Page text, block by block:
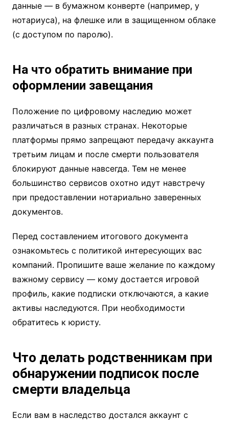
данные — в бумажном конверте (например, у
нотариуса), на флешке или в защищенном облаке
(с доступом по паролю).
На что обратить внимание при
оформлении завещания
Положение по цифровому наследию может
различаться в разных странах. Некоторые
платформы прямо запрещают передачу аккаунта
третьим лицам и после смерти пользователя
блокируют данные навсегда. Тем не менее
большинство сервисов охотно идут навстречу
при предоставлении нотариально заверенных
документов.
Перед составлением итогового документа
ознакомьтесь с политикой интересующих вас
компаний. Пропишите ваше желание по каждому
важному сервису — кому достается игровой
профиль, какие подписки отключаются, а какие
активы наследуются. При необходимости
обратитесь к юристу.
Что делать родственникам при
обнаружении подписок после
смерти владельца
Если вам в наследство достался аккаунт с